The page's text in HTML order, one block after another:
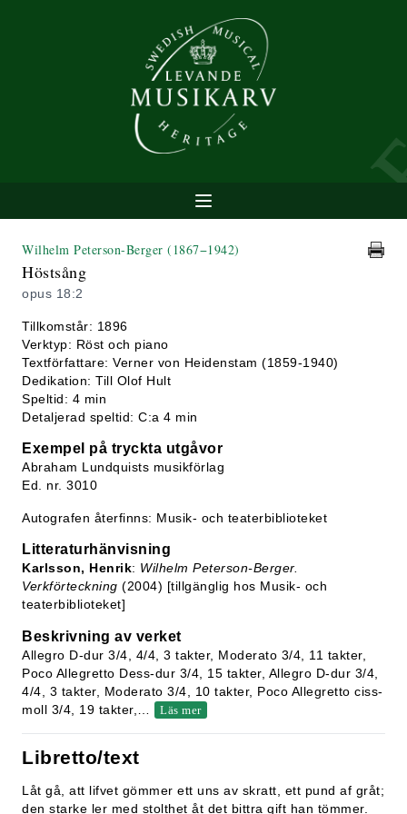
Wilhelm Peterson-Berger (1867−1942)
Höstsång
opus 18:2
Tillkomstår: 1896
Verktyp: Röst och piano
Textförfattare: Verner von Heidenstam (1859-1940)
Dedikation: Till Olof Hult
Speltid: 4 min
Detaljerad speltid: C:a 4 min
Exempel på tryckta utgåvor
Abraham Lundquists musikförlag
Ed. nr. 3010
Autografen återfinns: Musik- och teaterbiblioteket
Litteraturhänvisning
Karlsson, Henrik: Wilhelm Peterson-Berger.
Verkförteckning (2004) [tillgänglig hos Musik- och
teaterbiblioteket]
Beskrivning av verket
Allegro D-dur 3/4, 4/4, 3 takter, Moderato 3/4, 11 takter,
Poco Allegretto Dess-dur 3/4, 15 takter, Allegro D-dur 3/4,
4/4, 3 takter, Moderato 3/4, 10 takter, Poco Allegretto ciss-
moll 3/4, 19 takter,
Läs mer
Libretto/text
Låt gå, att lifvet gömmer ett uns av skratt, ett pund af gråt;
den starke ler med stolthet åt det bittra gift han tömmer.